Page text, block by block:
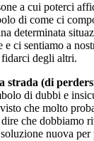
a cui poterci
di come ci
determinata
e ci sentiamo a
fidarci degli altri.
strada (di
di dubbi e
che molto
che dobbiamo
nuova